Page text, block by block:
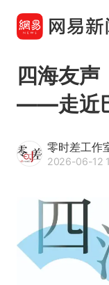
四海友声
——走近
零时差工作
2026-06-12